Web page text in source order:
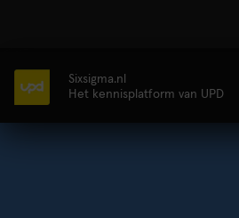
Sixsigma.nl
Het kennisplatform van UPD